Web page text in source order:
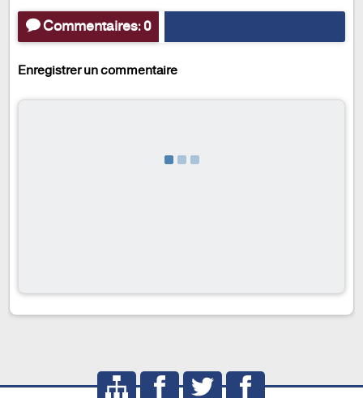
Commentaires: 0
Enregistrer un commentaire